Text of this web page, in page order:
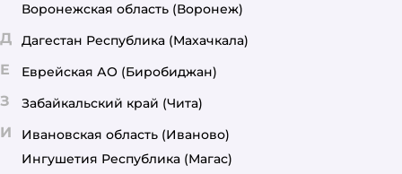
Воронежская область (Воронеж)
Д Дагестан Республика (Махачкала)
Е Еврейская АО (Биробиджан)
З Забайкальский край (Чита)
И Ивановская область (Иваново)
Ингушетия Республика (Магас)